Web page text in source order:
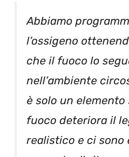
Abbiamo
l’ossigeno
che il fuoco lo
nell’ambiente
è solo un
fuoco deteriora il
realistico e ci